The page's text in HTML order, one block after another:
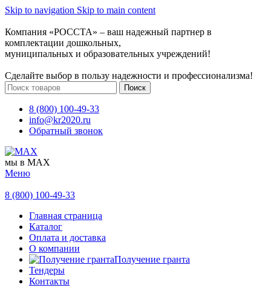
Skip to navigation Skip to main content
Компания «РОССТА» – ваш надежный партнер в
комплектации дошкольных,
муниципальных и образовательных учреждений!
Сделайте выбор в пользу надежности и профессионализма!
Поиск
8 (800) 100-49-33
info@kr2020.ru
Обратный звонок
мы в MAX
Меню
8 (800) 100-49-33
Главная страница
Каталог
Оплата и доставка
О компании
Получение гранта
Тендеры
Контакты